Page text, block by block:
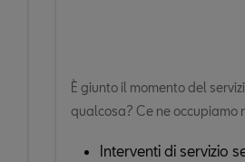
È giunto il momento del
qualcosa? Ce ne occupiamo
Interventi di servizio